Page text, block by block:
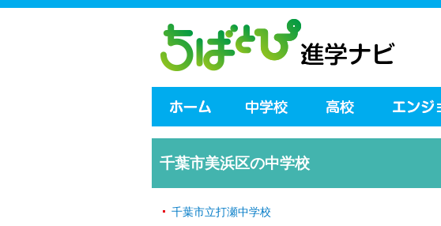
千葉市美浜区の中学校
千葉市立打瀬中学校